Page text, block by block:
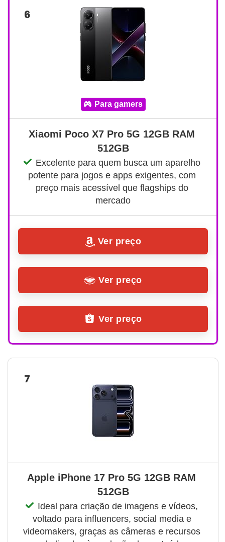
6
para gamers
Xiaomi Poco X7 Pro 5G 12GB RAM
512GB
Excelente para quem busca um aparelho
potente para jogos e apps exigentes, com
preço mais acessível que flagships do
mercado
Ver preço
Ver preço
Ver preço
7
Apple iPhone 17 Pro 5G 12GB RAM
512GB
Ideal para criação de imagens e vídeos,
voltado para influencers, social media e
videomakers, graças as câmeras e recursos